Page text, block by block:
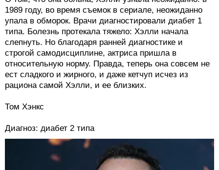
1989 году, во время съемок в сериале, неожиданно
упала в обморок. Врачи диагностировали диабет 1
типа. Болезнь протекала тяжело: Хэлли начала
слепнуть. Но благодаря ранней диагностике и
строгой самодисциплине, актриса пришла в
относительную норму. Правда, теперь она совсем не
ест сладкого и жирного, и даже кетчуп исчез из
рациона самой Хэлли, и ее близких.
Том Хэнкс
Диагноз: диабет 2 типа